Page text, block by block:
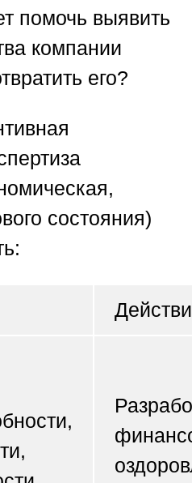
помочь выявить
компании
его?
состояния)